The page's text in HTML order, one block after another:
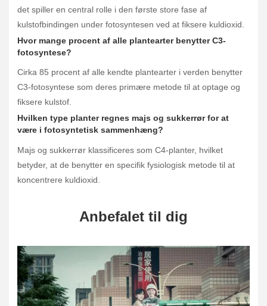
det spiller en central rolle i den første store fase af
kulstofbindingen under fotosyntesen ved at fiksere kuldioxid.
Hvor mange procent af alle plantearter benytter C3-
fotosyntese?
Cirka 85 procent af alle kendte plantearter i verden benytter
C3-fotosyntese som deres primære metode til at optage og
fiksere kulstof.
Hvilken type planter regnes majs og sukkerrør for at
være i fotosyntetisk sammenhæng?
Majs og sukkerrør klassificeres som C4-planter, hvilket
betyder, at de benytter en specifik fysiologisk metode til at
koncentrere kuldioxid.
Anbefalet til dig